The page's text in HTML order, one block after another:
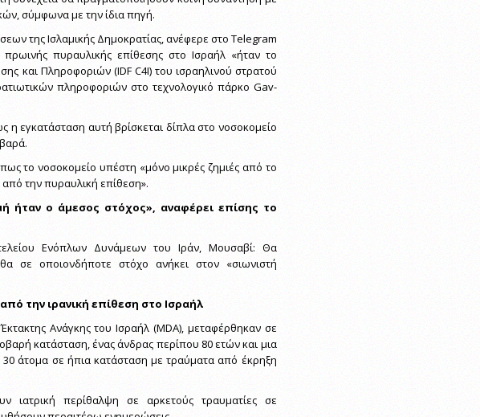
σύμφωνα με την ίδια πηγή.
της Ισλαμικής Δημοκρατίας, ανέφερε στο Telegram
πρωινής πυραυλικής επίθεσης στο Ισραήλ «ήταν το
και Πληροφοριών (IDF C4I) του ισραηλινού στρατού
πληροφοριών στο τεχνολογικό πάρκο Gav-
η εγκατάσταση αυτή βρίσκεται δίπλα στο νοσοκομείο
το νοσοκομείο υπέστη «μόνο μικρές ζημιές από το
την πυραυλική επίθεση».
ήταν ο άμεσος στόχος», αναφέρει επίσης το
Ενόπλων Δυνάμεων του Ιράν, Μουσαβί: Θα
σε οποιονδήποτε στόχο ανήκει στον «σιωνιστή
την ιρανική επίθεση στο Ισραήλ
Ανάγκης του Ισραήλ (MDA), μεταφέρθηκαν σε
κατάσταση, ένας άνδρας περίπου 80 ετών και μια
30 άτομα σε ήπια κατάσταση με τραύματα από έκρηξη
ιατρική περίθαλψη σε αρκετούς τραυματίες σε